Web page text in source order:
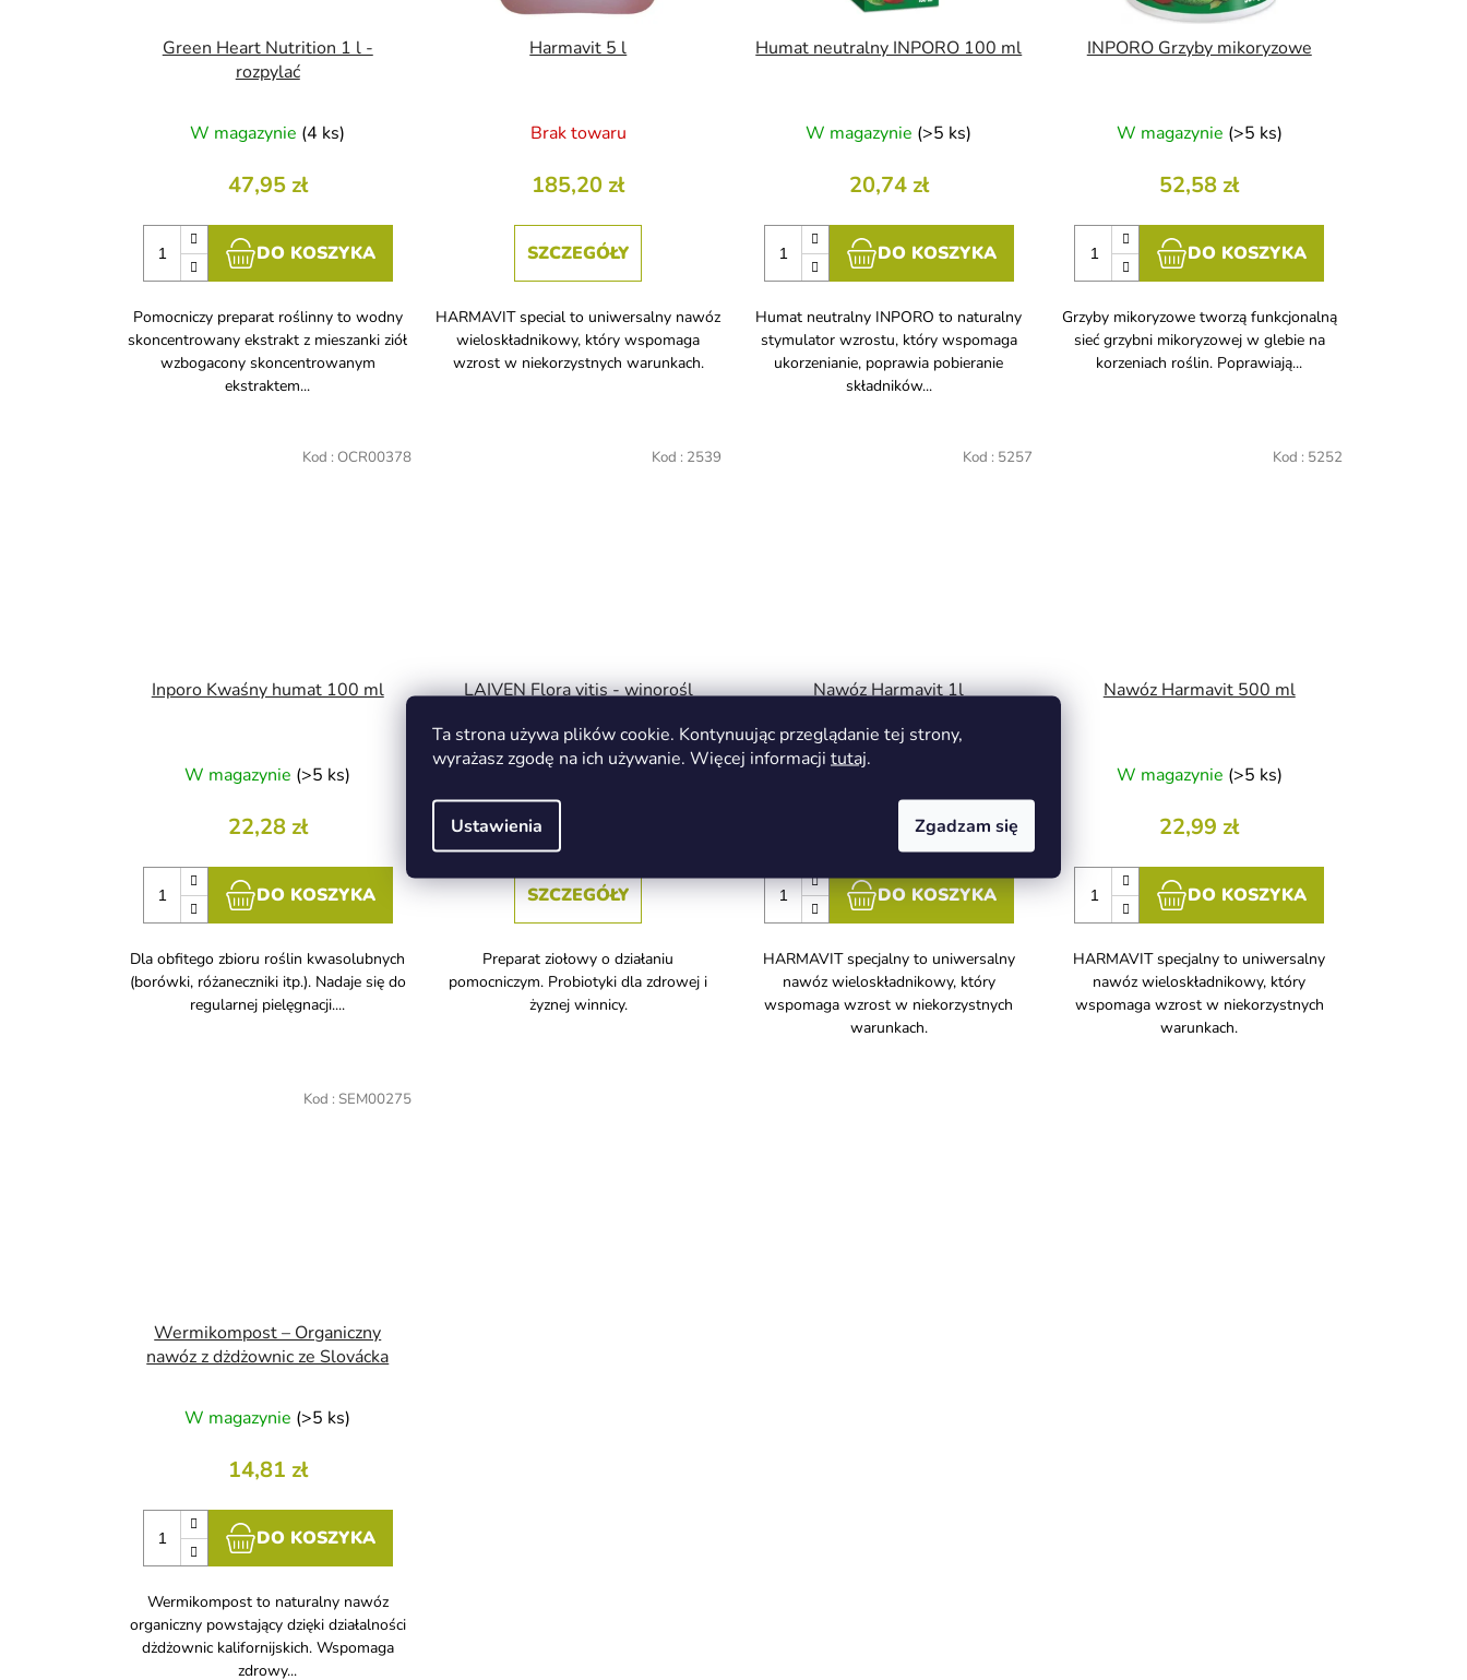
Ta strona używa plików cookie. Kontynuując przeglądanie tej strony,
wyrażasz zgodę na ich używanie. Więcej informacji tutaj.
Ustawienia Zgadzam się
k
Green Heart Nutrition 1 l -
rozpylać
W magazynie (4 ks)
47,95 zł
DO KOSZYKA
Pomocniczy preparat roślinny to wodny
skoncentrowany ekstrakt z mieszanki ziół
wzbogacony skoncentrowanym
ekstraktem...
Harmavit 5 l
Brak towaru
185,20 zł
SZCZEGÓŁY
HARMAVIT special to uniwersalny nawóz
wieloskładnikowy, który wspomaga
wzrost w niekorzystnych warunkach.
Humat neutralny INPORO 100 ml
W magazynie (>5 ks)
20,74 zł
DO KOSZYKA
Humat neutralny INPORO to naturalny
stymulator wzrostu, który wspomaga
ukorzenianie, poprawia pobieranie
składników...
INPORO Grzyby mikoryzowe
W magazynie (>5 ks)
52,58 zł
DO KOSZYKA
Grzyby mikoryzowe tworzą funkcjonalną
sieć grzybni mikoryzowej w glebie na
korzeniach roślin. Poprawiają...
Inporo Kwaśny humat 100 ml
W magazynie (>5 ks)
22,28 zł
DO KOSZYKA
Dla obfitego zbioru roślin kwasolubnych
(borówki, różaneczniki itp.). Nadaje się do
regularnej pielęgnacji....
Kod : OCR00378
LAIVEN Flora vitis - winorośl
U dostawcy - na żądanie
56,86 zł
SZCZEGÓŁY
Preparat ziołowy o działaniu
pomocniczym. Probiotyki dla zdrowej i
żyznej winnicy.
Kod : 2539
Nawóz Harmavit 1l
W magazynie
39,04 zł
DO KOSZYKA
HARMAVIT specjalny to uniwersalny
nawóz wieloskładnikowy, który
wspomaga wzrost w niekorzystnych
warunkach.
Kod : 5257
Nawóz Harmavit 500 ml
W magazynie (>5 ks)
22,99 zł
DO KOSZYKA
HARMAVIT specjalny to uniwersalny
nawóz wieloskładnikowy, który
wspomaga wzrost w niekorzystnych
warunkach.
Kod : 5252
Wermikompost – Organiczny
nawóz z dżdżownic ze Slovácka
W magazynie (>5 ks)
14,81 zł
DO KOSZYKA
Wermikompost to naturalny nawóz
organiczny powstający dzięki działalności
dżdżownic kalifornijskich. Wspomaga
zdrowy...
Kod : SEM00275